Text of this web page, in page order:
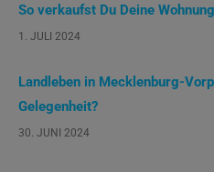
So verkaufst Du Deine
1. JULI 2024
Landleben in Mecklenburg-
Gelegenheit?
30. JUNI 2024